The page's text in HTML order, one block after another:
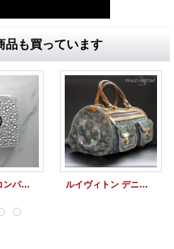
品も買っています
スワロデコ コンパクト型 モバイル充電器 ルイヴィトン デニム ボストンバッグ スワロデコ オーダー